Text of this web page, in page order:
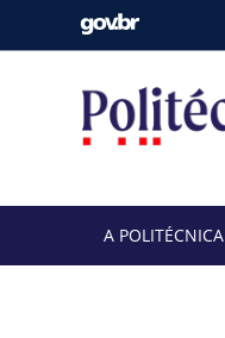
A POLITÉCNICA